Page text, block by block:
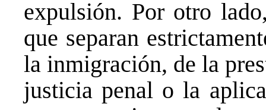
expulsión. Por otro
que separan
la inmigración, de la
justicia penal o la